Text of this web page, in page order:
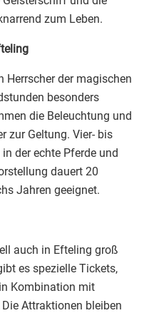
zum Leben.
Herrscher der magischen
besonders
die Beleuchtung und
zur Geltung. Vier- bis
der echte Pferde und
dauert 20
Jahren geeignet.
auch in Efteling groß
es spezielle Tickets,
Kombination mit
Attraktionen bleiben